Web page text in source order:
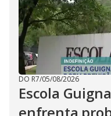
DO R7/05/08/2026
Escola